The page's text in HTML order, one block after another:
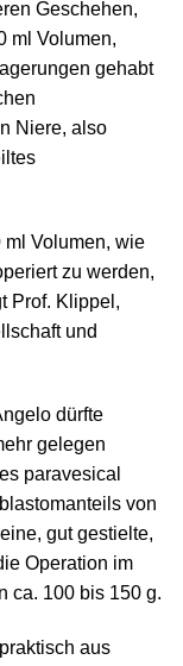
Geschehen,
ml Volumen,
gehabt
Niere, also
Volumen, wie
zu werden,
Prof. Klippel,
und
dürfte
gelegen
paravesical
von
gut gestielte,
Operation im
ca. 100 bis 150 g.
aus